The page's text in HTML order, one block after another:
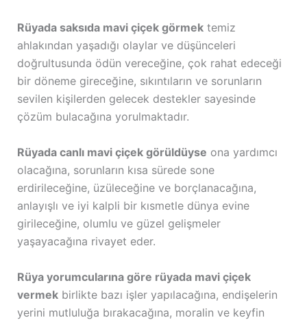
Rüyada saksıda mavi çiçek görmektemiz
ahlakından yaşadığı olaylar ve düşünceleri
doğrultusunda ödün vereceğine, çok rahat edeceği
bir döneme gireceğine, sıkıntıların ve sorunların
sevilen kişilerden gelecek destekler sayesinde
çözüm bulacağına yorulmaktadır.
Rüyada canlı mavi çiçek görüldüyse ona yardımcı
olacağına, sorunların kısa sürede sone
erdirileceğine, üzüleceğine ve borçlanacağına,
anlayışlı ve iyi kalpli bir kısmetle dünya evine
girileceğine, olumlu ve güzel gelişmeler
yaşayacağına rivayet eder.
Rüya yorumcularına göre rüyada mavi çiçek
vermekbirlikte bazı işler yapılacağına, endişelerin
yerini mutluluğa bırakacağına, moralin ve keyfin